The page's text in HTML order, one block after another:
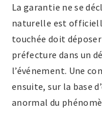
La garantie ne se
naturelle est
touchée doit
préfecture dans un
l’événement. Une
ensuite, sur la base
anormal du